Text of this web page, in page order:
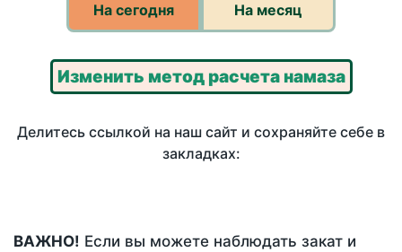
На сегодня На месяц
Изменить метод расчета намаза
Делитесь ссылкой на наш сайт и сохраняйте себе в
закладках:
ВАЖНО! Если вы можете наблюдать закат и